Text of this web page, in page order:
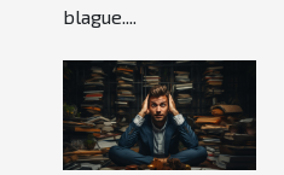
blague....